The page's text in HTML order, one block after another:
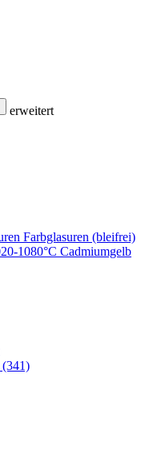
erweitert
(341)